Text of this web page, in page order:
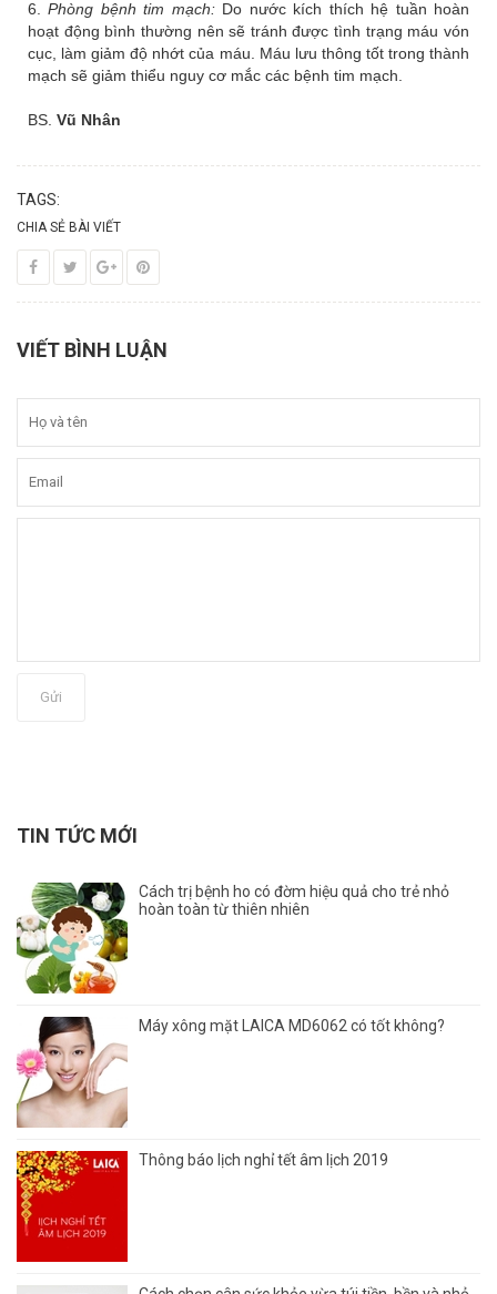
6.Phòng bệnh tim mạch:Do nước kích thích hệ tuần hoàn
hoạt động bình thường nên sẽ tránh được tình trạng máu vón
cục, làm giảm độ nhớt của máu. Máu lưu thông tốt trong thành
mạch sẽ giảm thiểu nguy cơ mắc các bệnh tim mạch.
BS. Vũ Nhân
TAGS:
CHIA SẺ BÀI VIẾT
VIẾT BÌNH LUẬN
Gửi
TIN TỨC MỚI
Cách trị bệnh ho có đờm hiệu quả cho trẻ nhỏ
hoàn toàn từ thiên nhiên
Máy xông mặt LAICA MD6062 có tốt không?
Thông báo lịch nghỉ tết âm lịch 2019